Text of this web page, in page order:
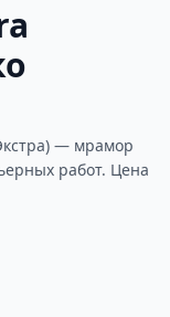
— мрамор
работ. Цена